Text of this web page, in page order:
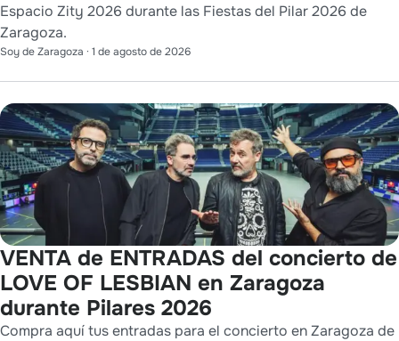
Espacio Zity 2026 durante las Fiestas del Pilar 2026 de
Zaragoza.
Soy de Zaragoza · 1 de agosto de 2026
VENTA de ENTRADAS del concierto de
LOVE OF LESBIAN en Zaragoza
durante Pilares 2026
Compra aquí tus entradas para el concierto en Zaragoza de